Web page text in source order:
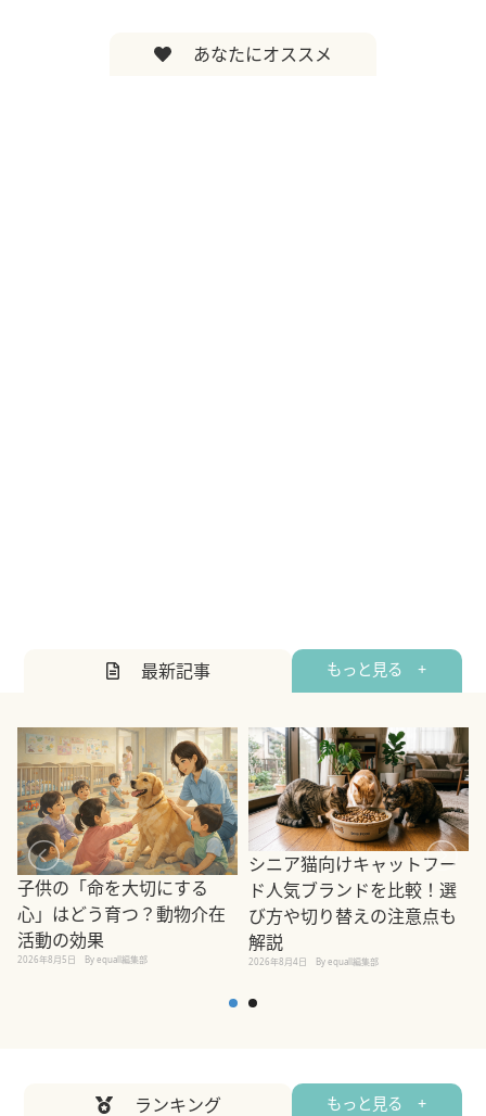
あなたにオススメ
最新記事 もっと見る +
子供の「命を大切にする
心」はどう育つ？動物介在
活動の効果
2026年8月5日 By equall編集部
シニア猫向けキャットフー
ド人気ブランドを比較！選
び方や切り替えの注意点も
解説
2026年8月4日 By equall編集部
ランキング もっと見る +